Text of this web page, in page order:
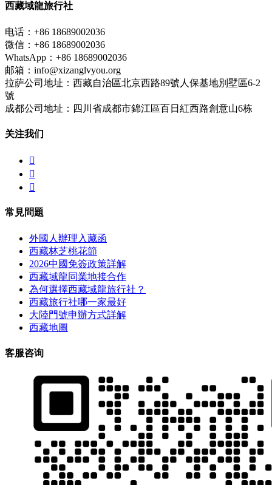
西藏域龍旅行社
电话：+86 18689002036
微信：+86 18689002036
WhatsApp：+86 18689002036
邮箱：info@xizanglvyou.org
拉萨公司地址：西藏自治區北京西路89號人保基地別墅區6-2
號
成都公司地址：四川省成都市錦江區百日紅西路創意山6栋
关注我们



常見問題
外國人辦理入藏函
西藏林芝桃花節
2026中國免簽政策詳解
西藏域龍同業地接合作
為何選擇西藏域龍旅行社？
西藏旅行社哪一家最好
大陸門號申辦方式詳解
西藏地圖
客服咨询